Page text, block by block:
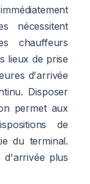
nécessitent
chauffeurs
lieux de prise
d'arrivée
Disposer
permet aux
de
du terminal.
d'arrivée plus